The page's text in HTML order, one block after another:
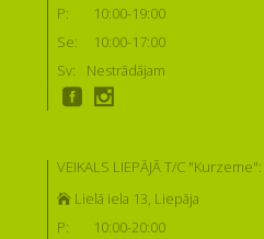
P:
10:00-19:00
Se:
10:00-17:00
Sv:
Nestrādājam
VEIKALS LIEPĀJĀ T/C "Kurzeme":
Lielā iela 13, Liepāja
P:
10:00-20:00